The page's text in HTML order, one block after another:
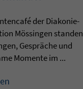
der Diakonie-
Mössingen standen
Gespräche und
Momente im ...